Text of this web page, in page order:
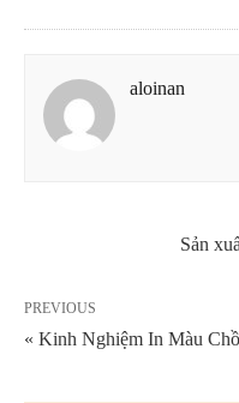
aloinan
Sản
PREVIOUS
« Kinh Nghiệm In Màu